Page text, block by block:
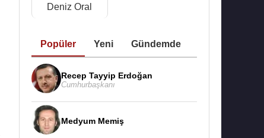
Deniz Oral
Popüler Yeni Gündemde
Recep Tayyip Erdoğan
Cumhurbaşkanı
Medyum Memiş